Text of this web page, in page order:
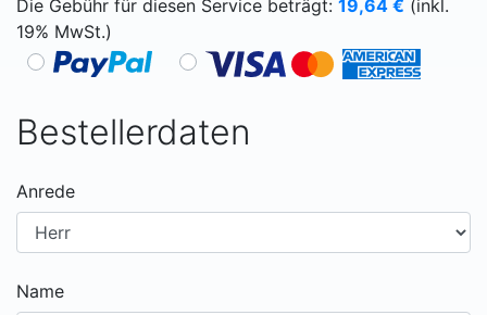
Die Gebühr für diesen Service beträgt: 19,64 € (inkl.
19% MwSt.)
Bestellerdaten
Anrede
Name